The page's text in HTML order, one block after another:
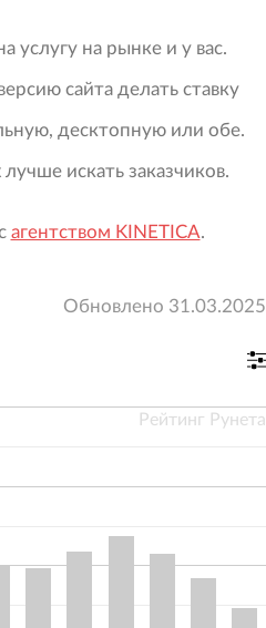
услугу на рынке и у вас.
сайта делать ставку
десктопную или обе.
лучше искать заказчиков.
агентством KINETICA.
Обновлено 31.03.2025
Рейтинг Рунета